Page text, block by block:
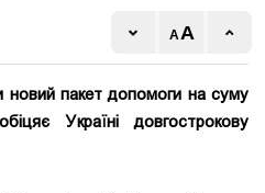
новий пакет допомоги на суму
Україні довгострокову